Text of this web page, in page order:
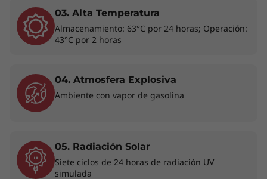
Exprésate y despreocúpate
Repleto de numerosas funciones, el portátil
excepcional, tanto si lo utilizas para trabajar
como para tu tiempo de ocio. Desarrolla al
máximo tu potencial creativo o sencillamente
gracias a los gráficos NVIDIA® dedicados. Su
gestión de la batería basada en IA se adapta a
tus necesidades y prolonga o ahorra
03. Alta Temperatura
Almacenamiento: 63°C por 24 horas; Operación:
43°C por 2 horas
04. Atmosfera Explosiva
Ambiente con vapor de gasolina
05. Radiación Solar
Siete ciclos de 24 horas de radiación UV
simulada